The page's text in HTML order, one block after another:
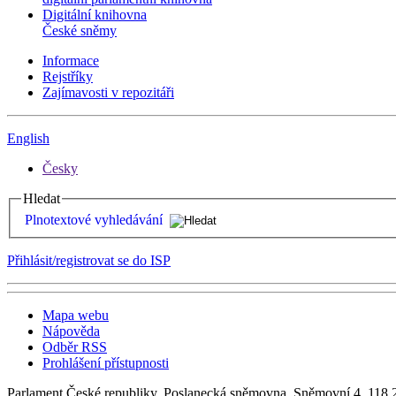
Digitální knihovna
České sněmy
Informace
Rejstříky
Zajímavosti v repozitáři
English
Česky
Hledat
Plnotextové vyhledávání
Přihlásit/registrovat se do ISP
Mapa webu
Nápověda
Odběr RSS
Prohlášení přístupnosti
Parlament České republiky, Poslanecká sněmovna, Sněmovní 4, 118